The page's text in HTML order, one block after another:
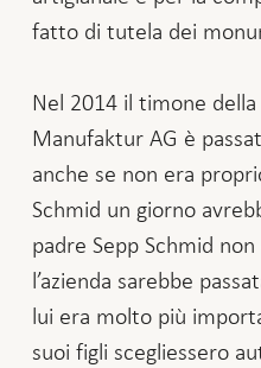
fatto di tutela dei
Nel 2014 il timone
Manufaktur AG è
anche se non era
Schmid un giorno
padre Sepp Schmid
l’azienda sarebbe
lui era molto più
suoi figli scegliessero